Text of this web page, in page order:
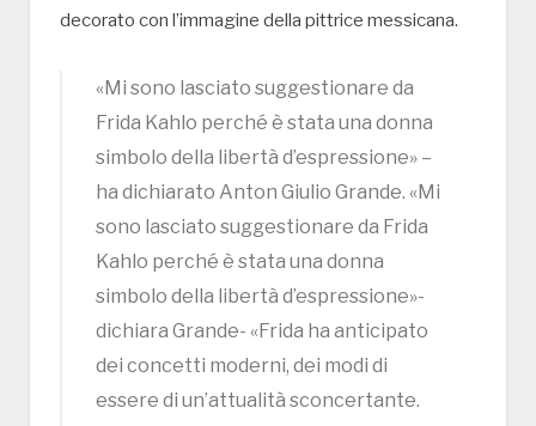
decorato con l’immagine della pittrice messicana.
«Mi sono lasciato suggestionare da
Frida Kahlo perché è stata una donna
simbolo della libertà d’espressione» –
ha dichiarato Anton Giulio Grande. «Mi
sono lasciato suggestionare da Frida
Kahlo perché è stata una donna
simbolo della libertà d’espressione»-
dichiara Grande- «Frida ha anticipato
dei concetti moderni, dei modi di
essere di un’attualità sconcertante.